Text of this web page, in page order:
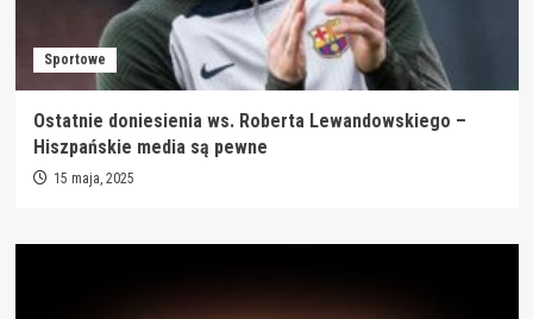
Sportowe
Ostatnie doniesienia ws. Roberta Lewandowskiego –
Hiszpańskie media są pewne
15 maja, 2025